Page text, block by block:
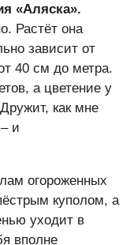
«Аляска».
Растёт она
зависит от
40 см до метра.
а цветение у
как мне
и
огороженных
куполом, а
уходит в
вполне